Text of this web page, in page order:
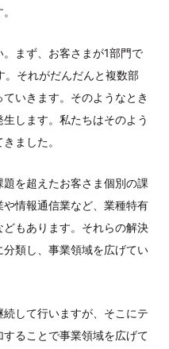
まず、お客さまが1部門で
それがだんだんと複数部
いきます。そのようなとき
します。私たちはそのよう
ました。
を超えたお客さま個別の課
情報通信業など、業種特有
もあります。それらの解決
類し、事業領域を広げてい
して行いますが、そこにテ
ることで事業領域を広げて